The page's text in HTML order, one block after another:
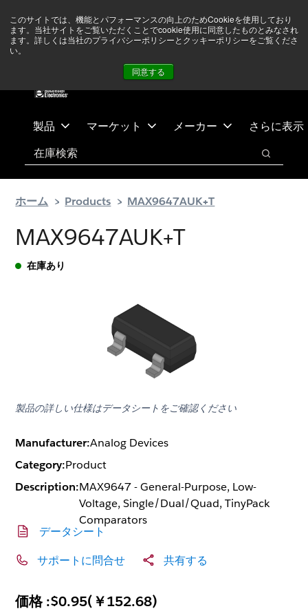
このサイトでは、機能とパフォーマンスの向上のためCookieを使用しており
ます。当社サイトをご覧いただくことでcookie使用に同意したものとみなされ
ます。詳しくは当社のプライバシーポリシーとクッキーポリシーをご覧くださ
い。
同意する
テ
ス
ありません 詳しい情報はこちら➜
製品 マーケット メーカー さらに表示
検索
検索
ホーム Products MAX9647AUK+T
MAX9647AUK+T
在庫あり
製品の詳しい仕様はデータシートをご確認ください
Manufacturer:Analog Devices
Category:Product
Description:MAX9647 - General-Purpose, Low-
Voltage, Single/Dual/Quad, TinyPack
Comparators
データシート
サポートに問合せ 共有する
価格 :$0.95(￥152.68)